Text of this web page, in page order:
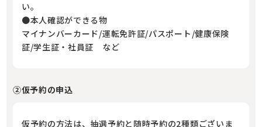
い。
●本人確認ができる物
マイナンバーカード/運転免許証/パスポート/健康保険
証/学生証・社員証 など
②仮予約の申込
仮予約の方法は、抽選予約と随時予約の2種類ございま